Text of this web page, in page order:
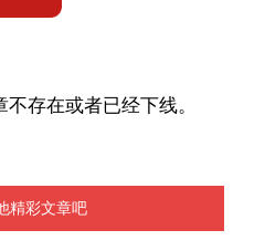
存在或者已经下线。
精彩文章吧